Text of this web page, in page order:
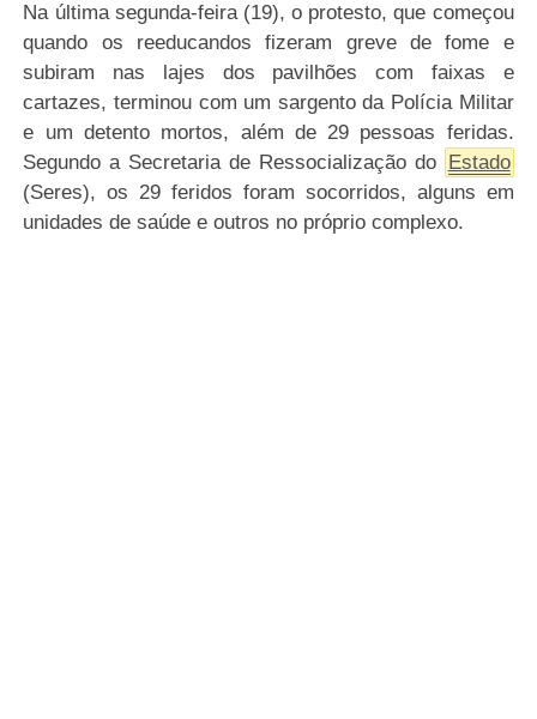
Na última segunda-feira (19), o protesto, que começou
quando os reeducandos fizeram greve de fome e
subiram nas lajes dos pavilhões com faixas e
cartazes, terminou com um sargento da Polícia Militar
e um detento mortos, além de 29 pessoas feridas.
Segundo a Secretaria de Ressocialização do Estado
(Seres), os 29 feridos foram socorridos, alguns em
unidades de saúde e outros no próprio complexo.